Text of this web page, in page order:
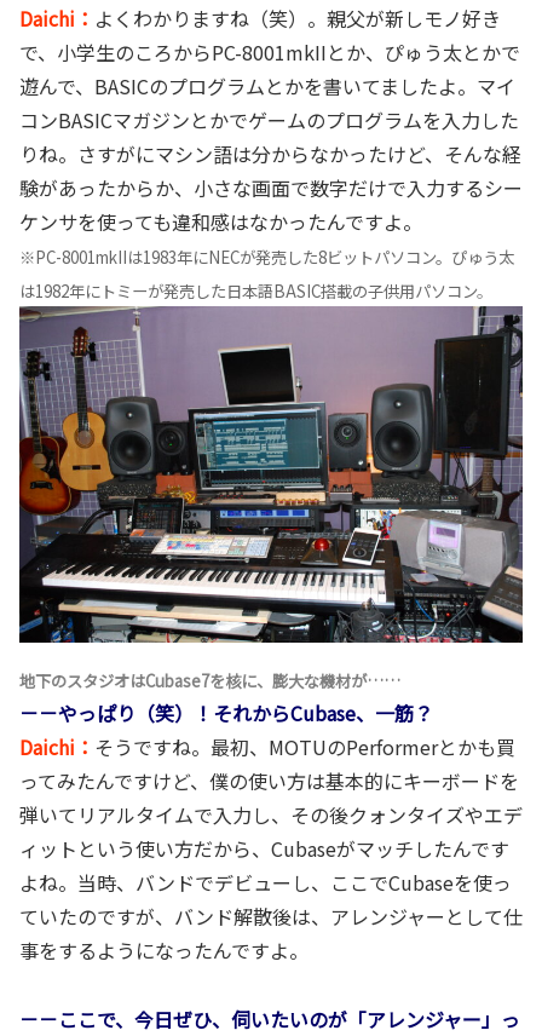
Daichi： よくわかりますね（笑）。親父が新しモノ好き
で、小学生のころからPC-8001mkIIとか、ぴゅう太とかで
遊んで、BASICのプログラムとかを書いてましたよ。マイ
コンBASICマガジンとかでゲームのプログラムを入力した
りね。さすがにマシン語は分からなかったけど、そんな経
験があったからか、小さな画面で数字だけで入力するシー
ケンサを使っても違和感はなかったんですよ。
※PC-8001mkIIは1983年にNECが発売した8ビットパソコン。ぴゅう太
は1982年にトミーが発売した日本語BASIC搭載の子供用パソコン。
地下のスタジオはCubase7を核に、膨大な機材が……
－－やっぱり（笑）！それからCubase、一筋？
Daichi： そうですね。最初、MOTUのPerformerとかも買
ってみたんですけど、僕の使い方は基本的にキーボードを
弾いてリアルタイムで入力し、その後クォンタイズやエデ
ィットという使い方だから、Cubaseがマッチしたんです
よね。当時、バンドでデビューし、ここでCubaseを使っ
ていたのですが、バンド解散後は、アレンジャーとして仕
事をするようになったんですよ。
－－ここで、今日ぜひ、伺いたいのが「アレンジャー」っ